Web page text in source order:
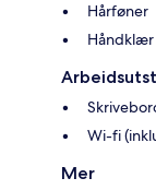
Hårføner
Håndklær
Wi-fi
Mer